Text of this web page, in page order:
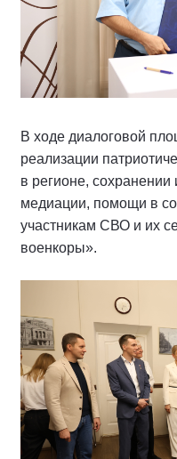
В ходе диалоговой
реализации
в регионе, сохранении
медиации, помощи в
участникам СВО и их
военкоры».